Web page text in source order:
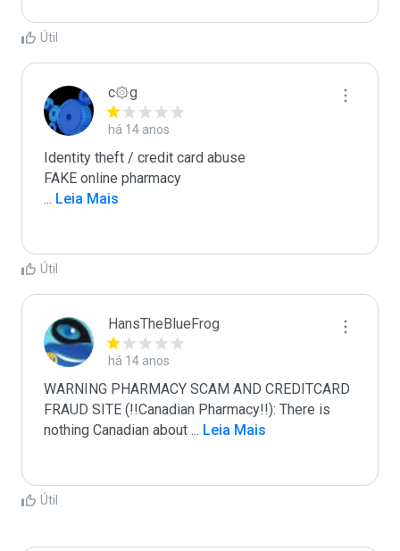
Útil
c۞g
há 14 anos
Identity theft / credit card abuse
... Leia Mais
Útil
HansTheBlueFrog
há 14 anos
WARNING PHARMACY SCAM AND CREDITCARD
FRAUD SITE (!!Canadian Pharmacy!!): There is
nothing Canadian about ... Leia Mais
Útil